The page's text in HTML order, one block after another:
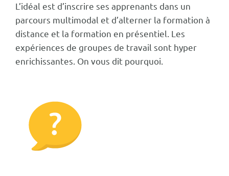
L’idéal est d’inscrire ses apprenants dans un
parcours multimodal et d’alterner la formation à
distance et la formation en présentiel. Les
expériences de groupes de travail sont hyper
enrichissantes. On vous dit pourquoi.